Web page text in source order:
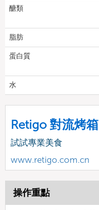
醣類
脂肪
蛋白質
水
Retigo 對流烤箱
試試專業美食
www.retigo.com.cn
操作重點